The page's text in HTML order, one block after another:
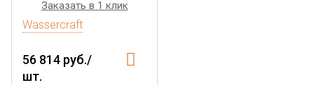
Заказать в 1 клик
Wassercraft
56 814 руб./
шт.